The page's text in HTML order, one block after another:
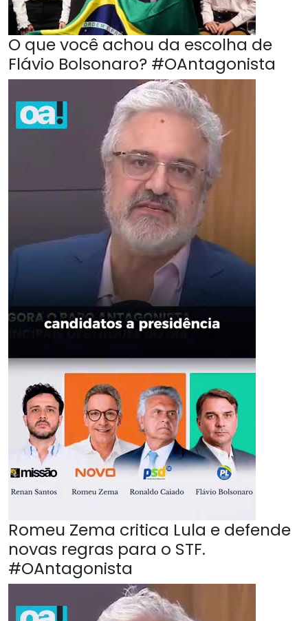
O que você achou da escolha de
Flávio Bolsonaro? #OAntagonista
Romeu Zema critica Lula e defende
novas regras para o STF.
#OAntagonista